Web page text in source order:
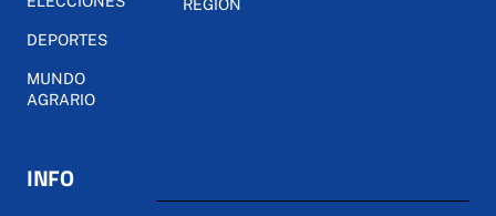
DEPORTES
MUNDO
AGRARIO
REGIÓN
INFO